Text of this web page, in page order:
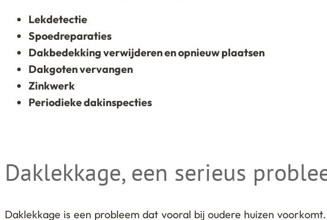
Lekdetectie
Spoedreparaties
Dakbedekking verwijderen en opnieuw plaatsen
Dakgoten vervangen
Zinkwerk
Periodieke dakinspecties
Daklekkage, een serieus
Daklekkage is een probleem dat vooral bij oudere huizen